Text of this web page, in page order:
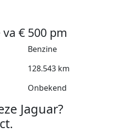
va € 500 pm
Benzine
128.543 km
Onbekend
Jaguar?
.